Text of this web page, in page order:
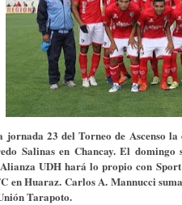
jornada 23 del Torneo de Ascenso
Salinas en Chancay. El
UDH hará lo propio con
en Huaraz. Carlos A. Mannucci
Tarapoto.